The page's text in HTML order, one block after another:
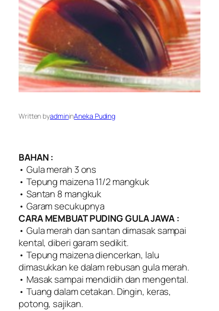
Written byadmininAneka Puding
BAHAN :
• Gula merah 3 ons
• Tepung maizena 11/2 mangkuk
• Santan 8 mangkuk
• Garam secukupnya
CARA MEMBUAT PUDING GULA JAWA :
• Gula merah dan santan dimasak sampai
kental, diberi garam sedikit.
• Tepung maizena diencerkan, lalu
dimasukkan ke dalam rebusan gula merah.
• Masak sampai mendidih dan mengental.
• Tuang dalam cetakan. Dingin, keras,
potong, sajikan.